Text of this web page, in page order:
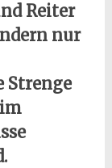
Reiter
nur
Strenge